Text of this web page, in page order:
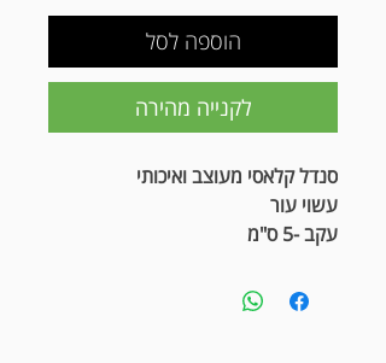
הוספה לסל
לקנייה מהירה
סנדל קלאסי מעוצב ואיכותי
עשוי עור
עקב -5 ס"מ